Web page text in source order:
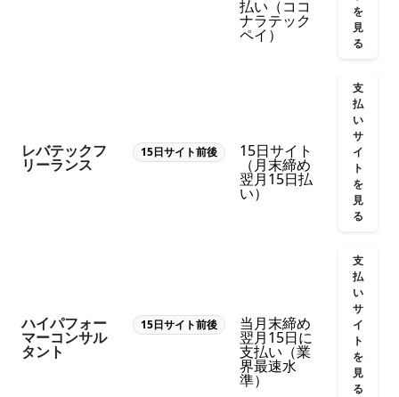
払い（ココ
ナラテック
ペイ）
を
見
る
レバテックフ
リーランス
15日サイト前後 15日サイト
（月末締め
翌月15日払
い）
支
払
い
サ
イ
ト
を
見
る
ハイパフォー
マーコンサル
タント
15日サイト前後 当月末締め
翌月15日に
支払い（業
界最速水
準）
支
払
い
サ
イ
ト
を
見
る